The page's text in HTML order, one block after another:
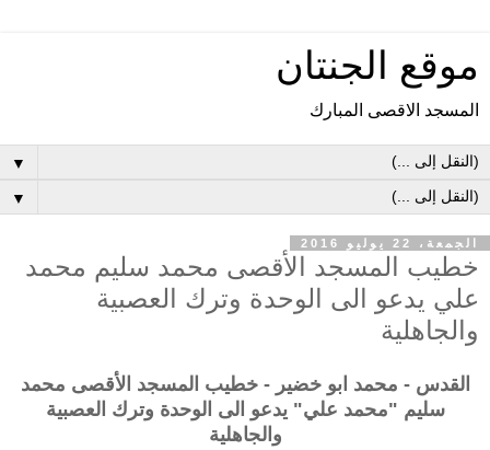
موقع الجنتان
المسجد الاقصى المبارك
▼
▼
الجمعة، 22 يوليو 2016
خطيب المسجد الأقصى محمد سليم محمد
علي يدعو الى الوحدة وترك العصبية
والجاهلية
القدس - محمد ابو خضير - خطيب المسجد الأقصى محمد
سليم "محمد علي" يدعو الى الوحدة وترك العصبية
والجاهلية